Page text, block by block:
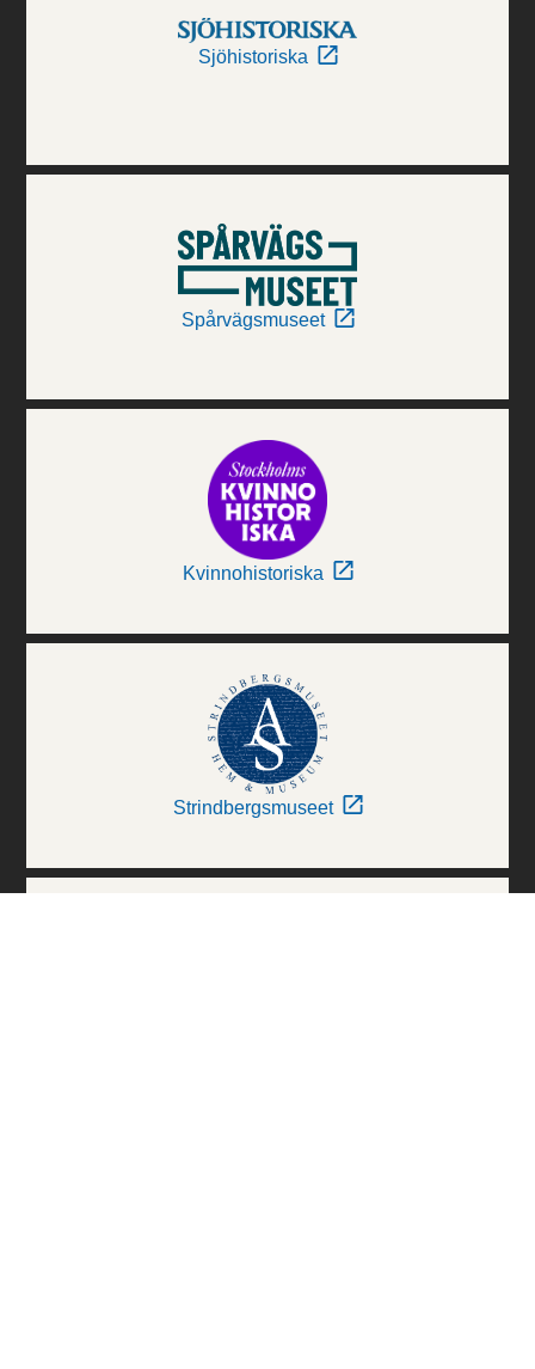
Sjöhistoriska
Spårvägsmuseet
Kvinnohistoriska
Strindbergsmuseet